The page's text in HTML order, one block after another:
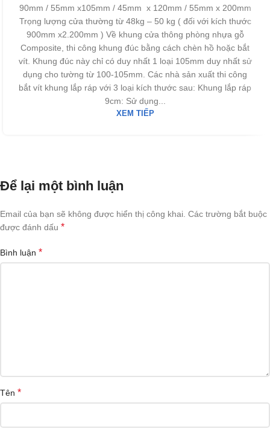
90mm / 55mm x105mm / 45mm x 120mm / 55mm x 200mm
Trọng lượng cửa thường từ 48kg – 50 kg ( đối với kích thước
900mm x2.200mm ) Về khung cửa thông phòng nhựa gỗ
Composite, thi công khung đúc bằng cách chèn hồ hoặc bắt
vít. Khung đúc này chỉ có duy nhất 1 loại 105mm duy nhất sử
dụng cho tường từ 100-105mm. Các nhà sản xuất thi công
bắt vít khung lắp ráp với 3 loại kích thước sau: Khung lắp ráp
9cm: Sử dụng...
XEM TIẾP
Để lại một bình luận
Email của bạn sẽ không được hiển thị công khai. Các trường bắt buộc
được đánh dấu *
Bình luận *
Tên *